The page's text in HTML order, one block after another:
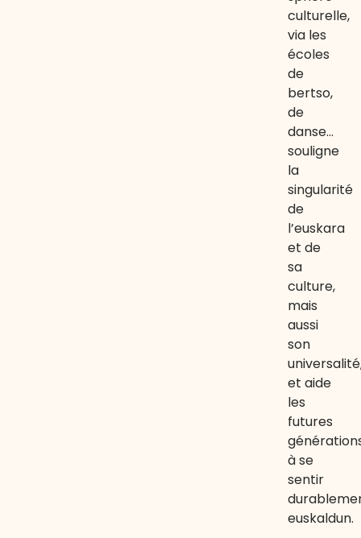
culturelle,
via les
écoles
de
bertso,
de
danse…
souligne
la
singularité
de
l’euskara
et de
sa
culture,
mais
aussi
son
et aide
les
futures
à se
sentir
euskaldun.